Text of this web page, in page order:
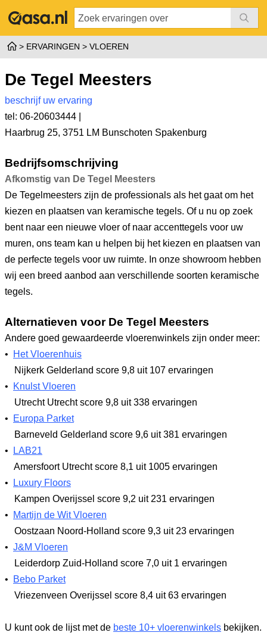
ERVARINGEN VLOEREN
De Tegel Meesters
beschrijf uw ervaring
tel: 06-20603444 |
Haarbrug 25, 3751 LM Bunschoten Spakenburg
Bedrijfsomschrijving
Afkomstig van De Tegel Meesters
De Tegelmeesters zijn de professionals als het gaat om het
kiezen en plaatsen van keramische tegels. Of u nu op zoek
bent naar een nieuwe vloer of naar accenttegels voor uw
muren, ons team kan u helpen bij het kiezen en plaatsen van
de perfecte tegels voor uw ruimte. In onze showroom hebben
wij een breed aanbod aan verschillende soorten keramische
tegels.
Alternatieven voor De Tegel Meesters
Andere goed gewaardeerde vloerenwinkels zijn onder meer:
•
Het Vloerenhuis
Nijkerk Gelderland score 9,8 uit 107 ervaringen
•
Knulst Vloeren
Utrecht Utrechtscore 9,8 uit 338 ervaringen
•
Europa Parket
Barneveld Gelderland score 9,6 uit 381 ervaringen
•
LAB21
Amersfoort Utrechtscore 8,1 uit 1005 ervaringen
•
Luxury Floors
Kampen Overijssel score 9,2 uit 231 ervaringen
•
Martijn de Wit Vloeren
Oostzaan Noord-Holland score 9,3 uit 23 ervaringen
• J&M Vloeren
Leiderdorp Zuid-Holland score 7,0 uit 1 ervaringen
•
Bebo Parket
Vriezenveen Overijssel score 8,4 uit 63 ervaringen
U kunt ook de lijst met de beste 10+ vloerenwinkels bekijken.